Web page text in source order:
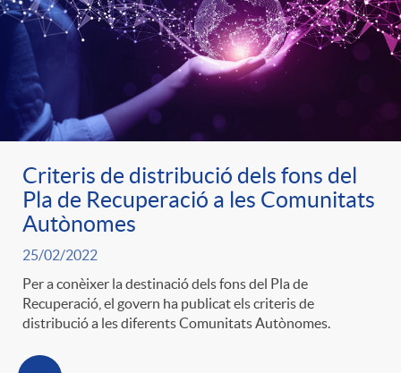
e
p
r
e
n
s
g
o
r
i
e
s
c
l
a
F
i
l
e
c
o
n
t
i
Criteris de distribució dels fons del
Pla de Recuperació a les Comunitats
Autònomes
25/02/2022
Per a conèixer la destinació dels fons del Pla de
Recuperació, el govern ha publicat els criteris de
distribució a les diferents Comunitats Autònomes.